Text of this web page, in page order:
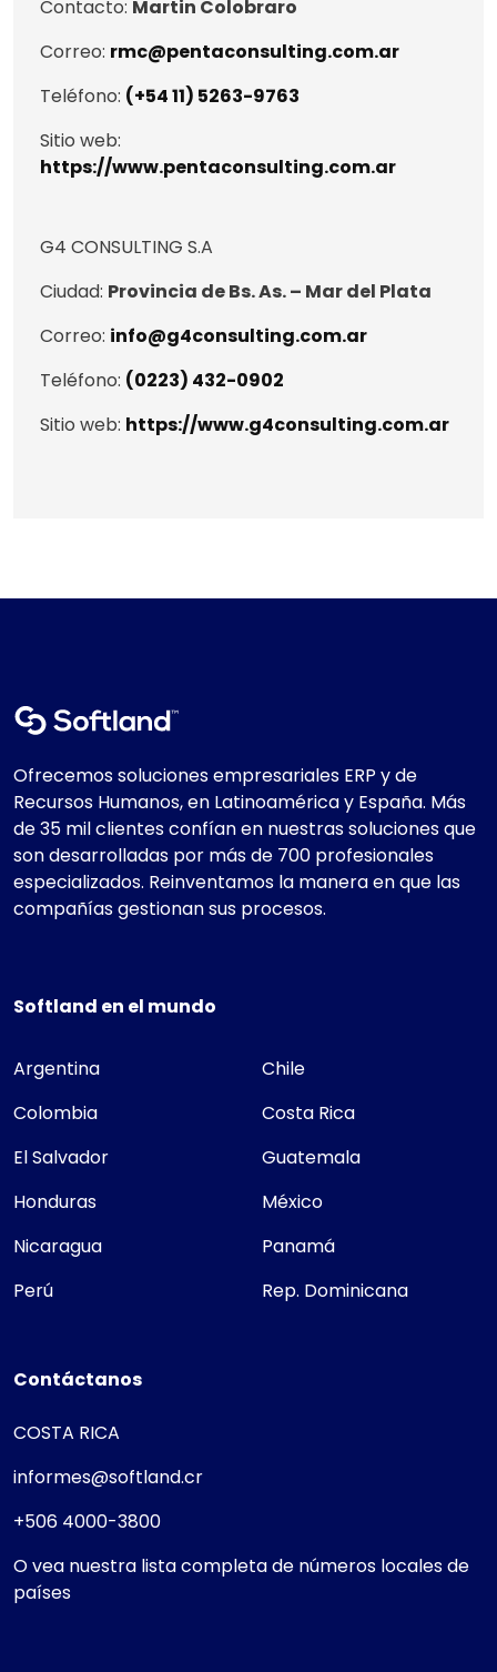
Contacto: Martin Colobraro
Correo: rmc@pentaconsulting.com.ar
Teléfono: (+54 11) 5263-9763
Sitio web:
https://www.pentaconsulting.com.ar
G4 CONSULTING S.A
Ciudad: Provincia de Bs. As. – Mar del Plata
Correo: info@g4consulting.com.ar
Teléfono: (0223) 432-0902
Sitio web: https://www.g4consulting.com.ar
Ofrecemos soluciones empresariales ERP y de
Recursos Humanos, en Latinoamérica y España. Más
de 35 mil clientes confían en nuestras soluciones que
son desarrolladas por más de 700 profesionales
especializados. Reinventamos la manera en que las
compañías gestionan sus procesos.
Softland en el mundo
Argentina
Chile
Colombia
Costa Rica
El Salvador
Guatemala
Honduras
México
Nicaragua
Panamá
Perú
Rep. Dominicana
Contáctanos
COSTA RICA
informes@softland.cr
+506 4000-3800
O vea nuestra lista completa de números locales de
países